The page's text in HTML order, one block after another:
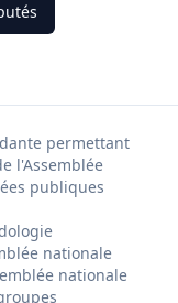
permettant
l'Assemblée
publiques
nationale
nationale